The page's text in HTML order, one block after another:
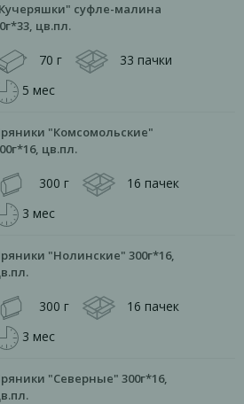
суфле-малина
цв.пл.
70 г
33 пачки
5 мес
"Комсомольские"
цв.пл.
300 г
16 пачек
3 мес
"Нолинские" 300г*16,
300 г
16 пачек
3 мес
"Северные" 300г*16,